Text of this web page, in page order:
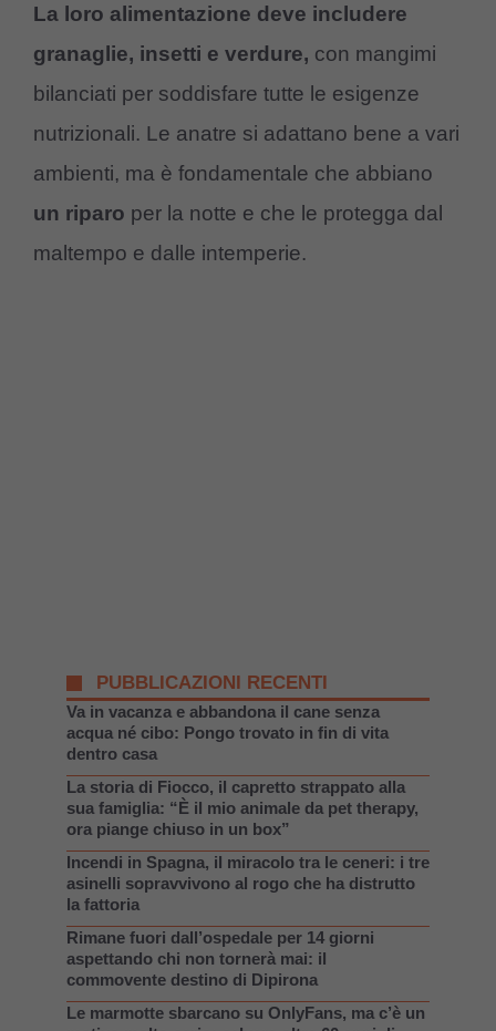
La loro alimentazione deve includere
granaglie, insetti e verdure, con mangimi
bilanciati per soddisfare tutte le esigenze
nutrizionali. Le anatre si adattano bene a vari
ambienti, ma è fondamentale che abbiano
un riparo per la notte e che le protegga dal
maltempo e dalle intemperie.
PUBBLICAZIONI RECENTI
Va in vacanza e abbandona il cane senza
acqua né cibo: Pongo trovato in fin di vita
dentro casa
La storia di Fiocco, il capretto strappato alla
sua famiglia: “È il mio animale da pet therapy,
ora piange chiuso in un box”
Incendi in Spagna, il miracolo tra le ceneri: i tre
asinelli sopravvivono al rogo che ha distrutto
la fattoria
Rimane fuori dall’ospedale per 14 giorni
aspettando chi non tornerà mai: il
commovente destino di Dipirona
Le marmotte sbarcano su OnlyFans, ma c’è un